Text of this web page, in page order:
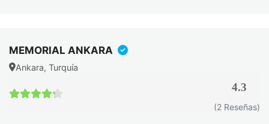
MEMORIAL ANKARA
Ankara, Turquía
4.3 / 5
4.3
(2 Reseñas)